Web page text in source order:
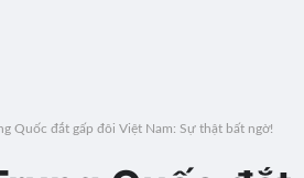
Quốc đắt gấp đôi Việt Nam: Sự thật bất ngờ!